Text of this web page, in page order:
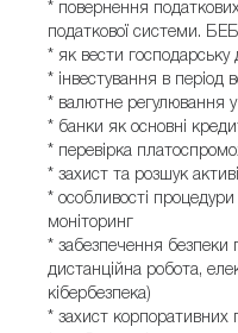
* повернення
податкової системи.
* як вести господарську
* інвестування в період
* валютне регулювання
* банки як основні
* перевірка
* захист та розшук
* особливості
моніторинг
* забезпечення безпеки
дистанційна робота,
кібербезпека)
* захист корпоративних